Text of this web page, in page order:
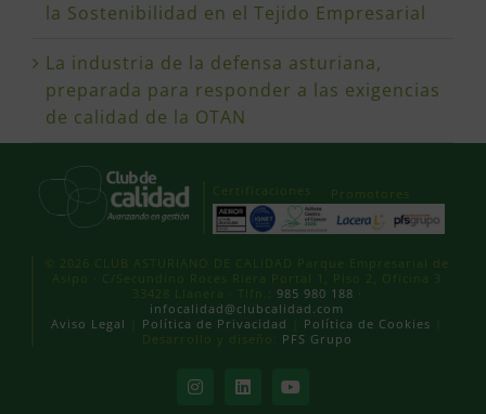
la Sostenibilidad en el Tejido Empresarial
La industria de la defensa asturiana,
preparada para responder a las exigencias
de calidad de la OTAN
Certificaciones Promotores
© 2026 CLUB ASTURIANO DE CALIDAD Parque Empresarial de
Asipo · C/Secundino Roces Riera Portal 1, Piso 2, Oficina 3
33428 Llanera · Tlfn.: 985 980 188
infocalidad@clubcalidad.com
Aviso Legal
Política de Privacidad Política de Cookies
Desarrollo y diseño:
PFS Grupo
InstagramLinkedInYouTube